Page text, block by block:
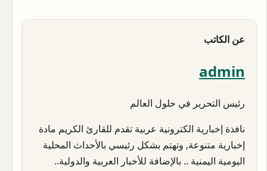
عن الكاتب
admin
رئيس التحرير في حلول العالم
نافذة إخبارية الكترونية عربية تقدم للقارئ الكريم مادة
إخبارية متنوعة, وتهتم بشكل رئيسي بالأحداث المحلية
اليومية اليمنية .. بالإضافة للأخبار العربية والدولية..